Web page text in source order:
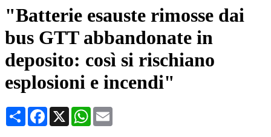
"Batterie esauste rimosse dai
bus GTT abbandonate in
deposito: così si rischiano
esplosioni e incendi"
CondividiFacebook
X WhatsApp